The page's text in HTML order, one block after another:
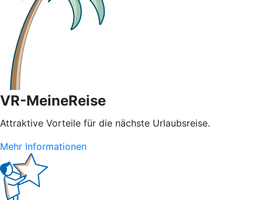
VR-MeineReise
Attraktive Vorteile für die nächste Urlaubsreise.
Mehr Informationen